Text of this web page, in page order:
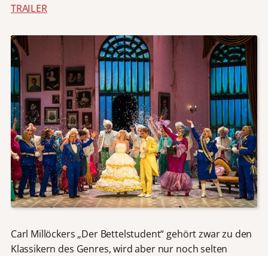
TRAILER
Carl Millöckers „Der Bettelstudent“ gehört zwar zu den
Klassikern des Genres, wird aber nur noch selten